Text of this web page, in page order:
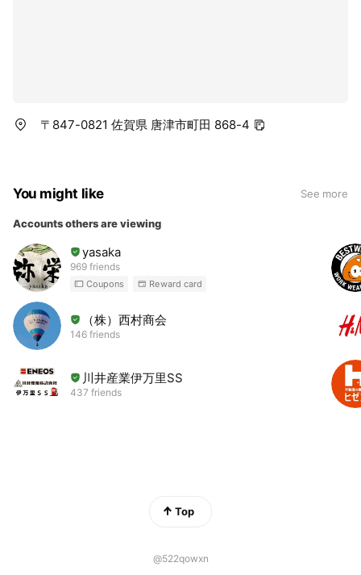
〒847-0821 佐賀県 唐津市町田 868-4
You might like See more
Accounts others are viewing
yasaka
969 friends
Coupons Reward card
（株）西村商会
146 friends
川井産業伊万里SS
437 friends
Top
@522qowxn